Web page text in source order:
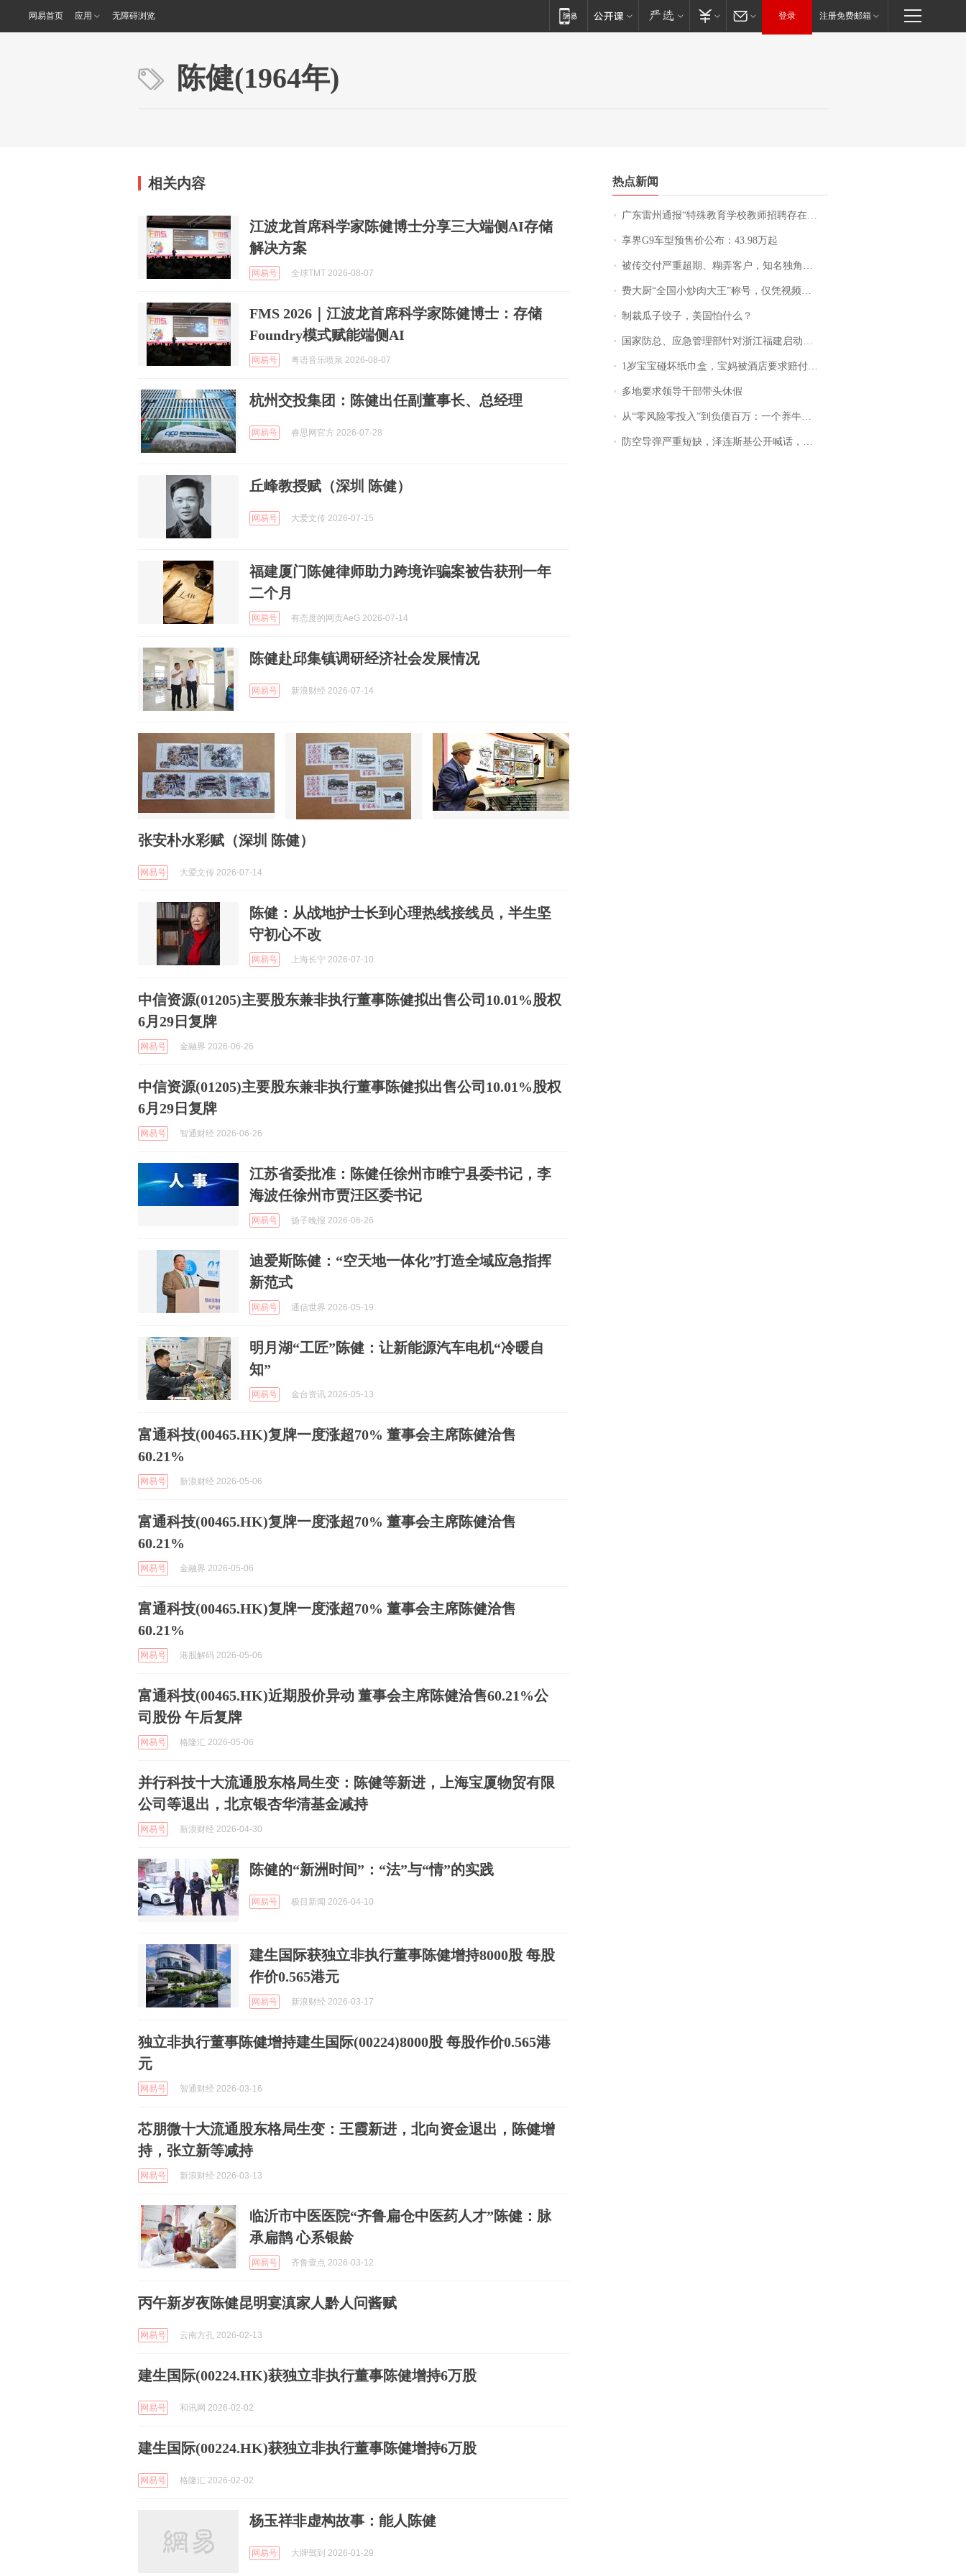
网易首页 应用 无障碍浏览 登录 注册免费邮箱
陈健(1964年)
相关内容
江波龙首席科学家陈健博士分享三大端侧AI存储
解决方案
网易号 全球TMT 2026-08-07
FMS 2026｜江波龙首席科学家陈健博士：存储
Foundry模式赋能端侧AI
网易号 粤语音乐喷泉 2026-08-07
杭州交投集团：陈健出任副董事长、总经理
网易号 睿思网官方 2026-07-28
丘峰教授赋（深圳 陈健）
网易号 大爱文传 2026-07-15
福建厦门陈健律师助力跨境诈骗案被告获刑一年
二个月
网易号 有态度的网页AeG 2026-07-14
陈健赴邱集镇调研经济社会发展情况
网易号 新浪财经 2026-07-14
张安朴水彩赋（深圳 陈健）
网易号 大爱文传 2026-07-14
陈健：从战地护士长到心理热线接线员，半生坚
守初心不改
网易号 上海长宁 2026-07-10
中信资源(01205)主要股东兼非执行董事陈健拟出售公司10.01%股权
6月29日复牌
网易号 金融界 2026-06-26
中信资源(01205)主要股东兼非执行董事陈健拟出售公司10.01%股权
6月29日复牌
网易号 智通财经 2026-06-26
江苏省委批准：陈健任徐州市睢宁县委书记，李
海波任徐州市贾汪区委书记
网易号 扬子晚报 2026-06-26
迪爱斯陈健：“空天地一体化”打造全域应急指挥
新范式
网易号 通信世界 2026-05-19
明月湖“工匠”陈健：让新能源汽车电机“冷暖自
知”
网易号 金台资讯 2026-05-13
富通科技(00465.HK)复牌一度涨超70% 董事会主席陈健洽售
60.21%
网易号 新浪财经 2026-05-06
富通科技(00465.HK)复牌一度涨超70% 董事会主席陈健洽售
60.21%
网易号 金融界 2026-05-06
富通科技(00465.HK)复牌一度涨超70% 董事会主席陈健洽售
60.21%
网易号 港股解码 2026-05-06
富通科技(00465.HK)近期股价异动 董事会主席陈健洽售60.21%公
司股份 午后复牌
网易号 格隆汇 2026-05-06
并行科技十大流通股东格局生变：陈健等新进，上海宝厦物贸有限
公司等退出，北京银杏华清基金减持
网易号 新浪财经 2026-04-30
陈健的“新洲时间”：“法”与“情”的实践
网易号 极目新闻 2026-04-10
建生国际获独立非执行董事陈健增持8000股 每股
作价0.565港元
网易号 新浪财经 2026-03-17
独立非执行董事陈健增持建生国际(00224)8000股 每股作价0.565港
元
网易号 智通财经 2026-03-16
芯朋微十大流通股东格局生变：王霞新进，北向资金退出，陈健增
持，张立新等减持
网易号 新浪财经 2026-03-13
临沂市中医医院“齐鲁扁仓中医药人才”陈健：脉
承扁鹊 心系银龄
网易号 齐鲁壹点 2026-03-12
丙午新岁夜陈健昆明宴滇家人黔人问酱赋
网易号 云南方孔 2026-02-13
建生国际(00224.HK)获独立非执行董事陈健增持6万股
网易号 和讯网 2026-02-02
建生国际(00224.HK)获独立非执行董事陈健增持6万股
网易号 格隆汇 2026-02-02
杨玉祥非虚构故事：能人陈健
网易号 大牌驾到 2026-01-29
热点新闻
广东雷州通报“特殊教育学校教师招聘存在违规行为”：已启动问责程序 副校长被停职
享界G9车型预售价公布：43.98万起
被传交付严重超期、糊弄客户，知名独角兽车企创始人回应：都没证据，将依法采取措施，“本人长期与美国交管局保持沟通，对方表示肯定”
费大厨“全国小炒肉大王”称号，仅凭视频评出？中国烹饪协会回应
制裁瓜子饺子，美国怕什么？
国家防总、应急管理部针对浙江福建启动防汛防台风四级应急响应
1岁宝宝碰坏纸巾盒，宝妈被酒店要求赔付924元！三亚一酒店回复：骨瓷定制！网友一查价格，吵翻了
多地要求领导干部带头休假
从“零风险零投入”到负债百万：一个养牛项目崩盘后，谁该为农户的贷款买单丨红星调查
防空导弹严重短缺，泽连斯基公开喊话，乌克兰失去导弹拦截能力？